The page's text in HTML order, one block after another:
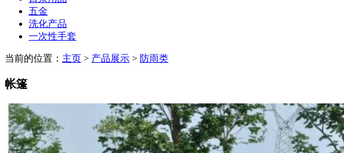
五金
洗化产品
一次性手套
当前的位置： 主页 > 产品展示 > 防雨类
帐篷